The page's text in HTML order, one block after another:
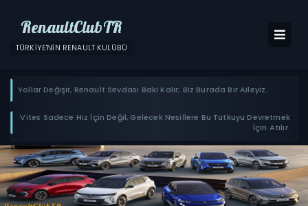
RenaultClubTR
TÜRKIYE'NIN RENAULT KULÜBÜ
Yollar Değişir, Renault Sevdası Baki Kalır; Biz Burada Bir Aileyiz.
Vites Sadece Hız İçin Değil, Gelecek Nesillere Bu Tutkuyu Devretmek
İçin Atılır.